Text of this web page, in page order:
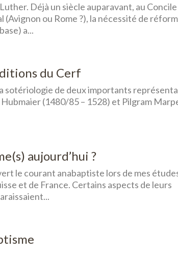
Déjà un siècle auparavant, au
(Avignon ou Rome ?), la nécessité de
a...
du Cerf
sotériologie de deux importants
(1480/85 – 1528) et Pilgram
aujourd’hui ?
le courant anabaptiste lors de mes
et de France. Certains aspects de leurs